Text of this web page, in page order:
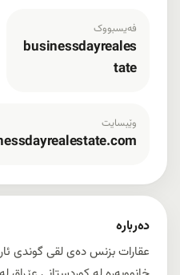
دەربارە
عقارات بزنس دەی لقی گوندی
فەیسبووک
businessdayreales
tate
وێبسایت